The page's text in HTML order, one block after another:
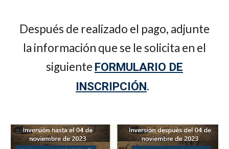
Después de realizado el pago, adjunte
la información que se le solicita en el
siguiente FORMULARIO DE
INSCRIPCIÓN.